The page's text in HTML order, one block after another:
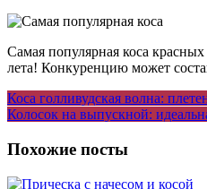
Самая популярная коса
лета! Конкуренцию может
Навигация
по
записям
Коса голливудская волна:
Колосок на выпускной:
Похожие посты